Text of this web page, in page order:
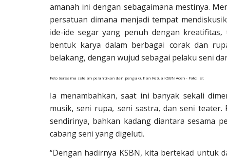
amanah ini dengan sebagaimana mestinya.
persatuan dimana menjadi tempat
ide-ide segar yang penuh dengan
bentuk karya dalam berbagai corak dan
belakang, dengan wujud sebagai pelaku seni
Foto bersama setelah pelantikan dan pengukuhan Ketua KSBN Aceh - Foto: Ist
Ia menambahkan, saat ini banyak sekali
musik, seni rupa, seni sastra, dan seni teater.
sendirinya, bahkan kadang diantara sesama
cabang seni yang digeluti.
“Dengan hadirnya KSBN, kita bertekad untuk